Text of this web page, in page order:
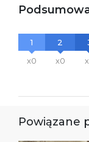
1
x0
2
x0
Powiązane